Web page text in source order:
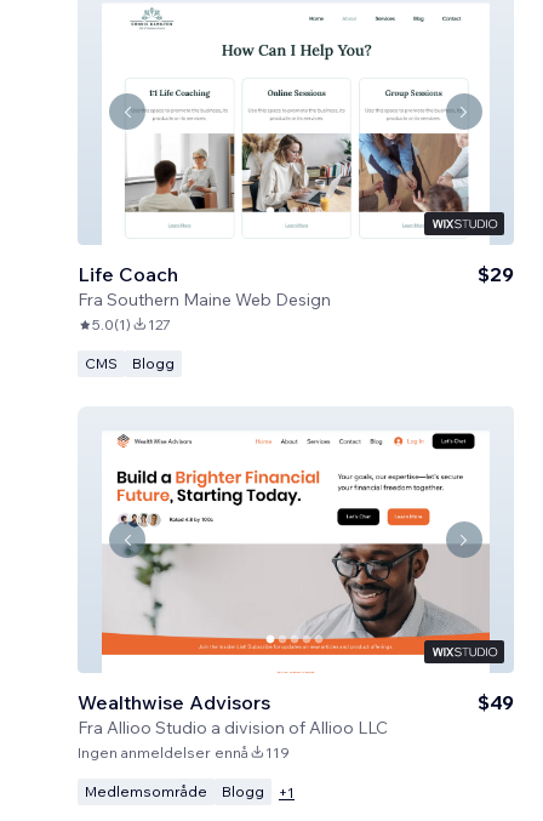
Life Coach
Fra Southern Maine Web Design
$29
5.0(1) 127
CMS Blogg
Wealthwise Advisors
Fra Allioo Studio a division of Allioo LLC
$49
Ingen anmeldelser ennå 119
Medlemsområde Blogg +1